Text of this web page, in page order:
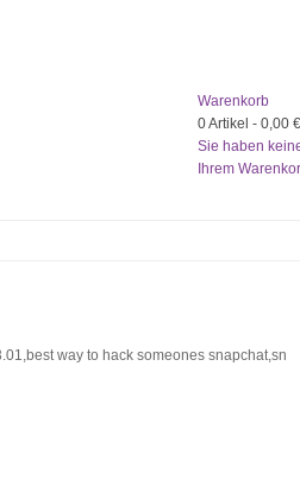
Warenkorb
0Artikel - 0,00 €
Sie haben
Ihrem
way to hack someones snapchat,sn